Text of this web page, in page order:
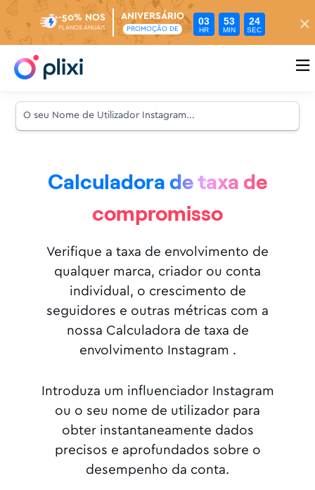
-50% NOS
PLANOS ANUAIS
ANIVERSÁRIO
PROMOÇÃO DE
03
HR
53
MIN
23
SEC

Calculadora de taxa de
compromisso
Verifique a taxa de envolvimento de
qualquer marca, criador ou conta
individual, o crescimento de
seguidores e outras métricas com a
nossa Calculadora de taxa de
envolvimento Instagram .
Introduza um influenciador Instagram
ou o seu nome de utilizador para
obter instantaneamente dados
precisos e aprofundados sobre o
desempenho da conta.